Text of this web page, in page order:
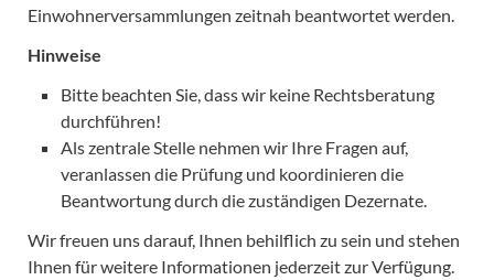
Einwohnerversammlungen zeitnah beantwortet werden.
Hinweise
Bitte beachten Sie, dass wir keine Rechtsberatung
durchführen!
Als zentrale Stelle nehmen wir Ihre Fragen auf,
veranlassen die Prüfung und koordinieren die
Beantwortung durch die zuständigen Dezernate.
Wir freuen uns darauf, Ihnen behilflich zu sein und stehen
Ihnen für weitere Informationen jederzeit zur Verfügung.